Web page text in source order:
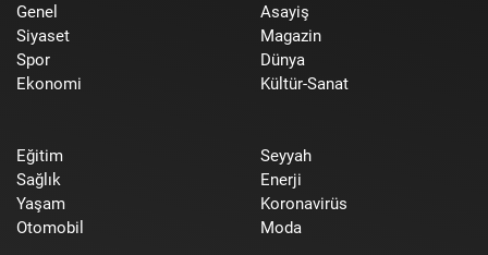
Genel
Siyaset
Spor
Ekonomi
Asayiş
Magazin
Dünya
Kültür-Sanat
Eğitim
Sağlık
Yaşam
Otomobil
Seyyah
Enerji
Koronavirüs
Moda